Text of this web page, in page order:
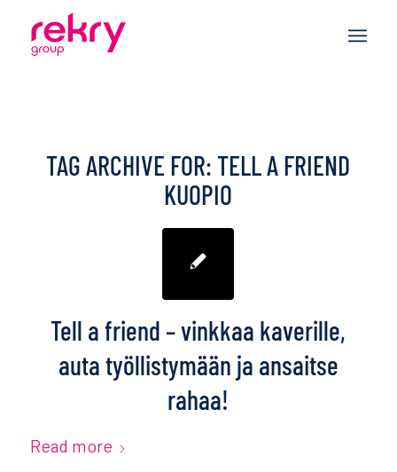
TAG ARCHIVE FOR:TELL A FRIEND
KUOPIO
Tell a friend – vinkkaa kaverille,
auta työllistymään ja ansaitse
rahaa!
Read more